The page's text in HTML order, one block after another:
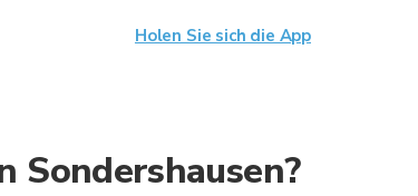
Sondershausen?
Holen Sie sich die App